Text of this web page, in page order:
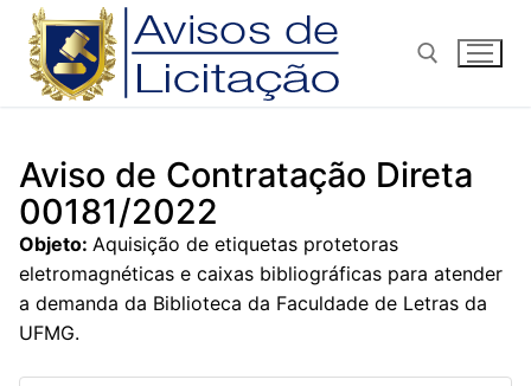
Pular
para
conteúdo
Aviso de Contratação Direta
00181/2022
Objeto: Aquisição de etiquetas protetoras
eletromagnéticas e caixas bibliográficas para atender
a demanda da Biblioteca da Faculdade de Letras da
UFMG.